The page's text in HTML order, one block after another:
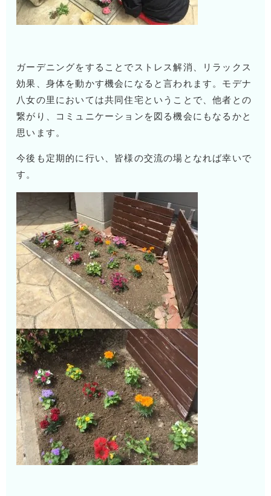
ガーデニングをすることでストレス解消、リラックス
効果、身体を動かす機会になると言われます。モデナ
八女の里においては共同住宅ということで、他者との
繋がり、コミュニケーションを図る機会にもなるかと
思います。
今後も定期的に行い、皆様の交流の場となれば幸いで
す。